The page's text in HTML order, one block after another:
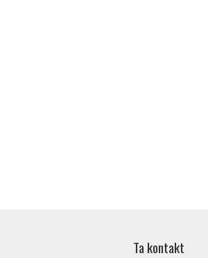
Ta kontakt